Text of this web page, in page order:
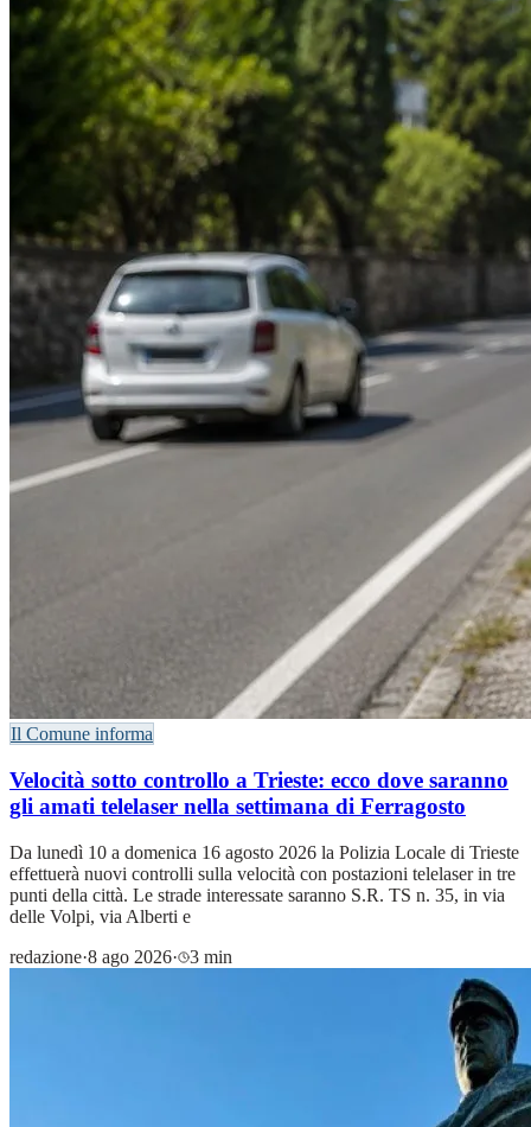
Il Comune informa
Velocità sotto controllo a Trieste: ecco dove saranno
gli amati telelaser nella settimana di Ferragosto
Da lunedì 10 a domenica 16 agosto 2026 la Polizia Locale di Trieste
effettuerà nuovi controlli sulla velocità con postazioni telelaser in tre
punti della città. Le strade interessate saranno S.R. TS n. 35, in via
delle Volpi, via Alberti e
redazione·8 ago 2026· 3 min